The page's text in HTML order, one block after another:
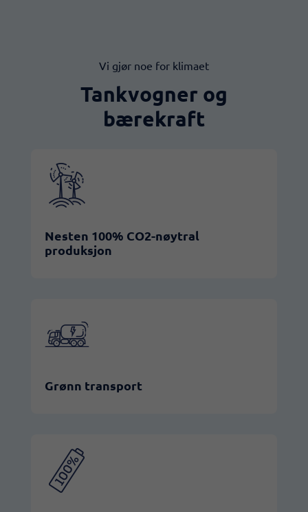
Vi gjør noe for klimaet
Tankvogner og
bærekraft
Nesten 100% CO2-nøytral
produksjon
Grønn transport